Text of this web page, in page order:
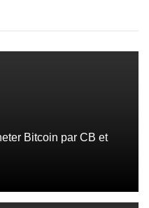
Bitcoin par CB et